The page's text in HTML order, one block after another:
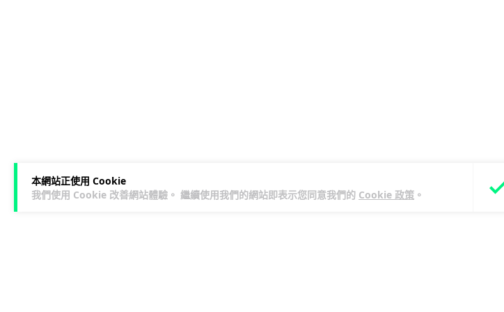
本網站正使用 Cookie
我們使用 Cookie 改善網站體驗。 繼續使用我們的網站即表示您同意我們的 Cookie 政策 。